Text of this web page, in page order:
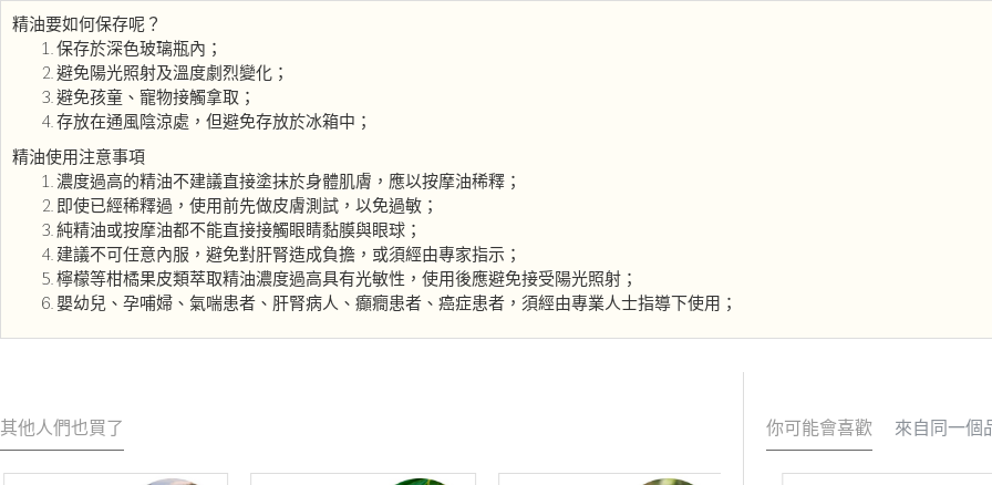
精油要如何保存呢？
保存於深色玻璃瓶內；
避免陽光照射及溫度劇烈變化；
避免孩童、寵物接觸拿取；
存放在通風陰涼處，但避免存放於冰箱中；
精油使用注意事項
濃度過高的精油不建議直接塗抹於身體肌膚，應以按摩油稀釋；
即使已經稀釋過，使用前先做皮膚測試，以免過敏；
純精油或按摩油都不能直接接觸眼睛黏膜與眼球；
建議不可任意內服，避免對肝腎造成負擔，或須經由專家指示；
檸檬等柑橘果皮類萃取精油濃度過高具有光敏性，使用後應避免接受陽光照射；
嬰幼兒、孕哺婦、氣喘患者、肝腎病人、癲癇患者、癌症患者，須經由專業人士指導下使用；
其他人們也買了 你可能會喜歡 來自同一個